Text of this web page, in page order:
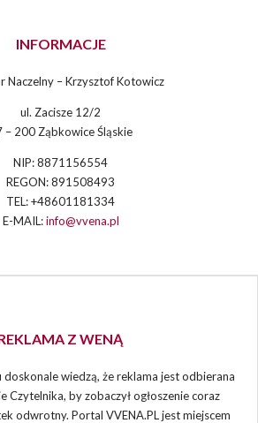
INFORMACJE
Naczelny – Krzysztof Kotowicz
ul. Zacisze 12/2
– 200 Ząbkowice Śląskie
NIP: 8871156554
REGON: 891508493
TEL: +48601181334
E-MAIL:info@vvena.pl
Z WENĄ
wiedzą, że reklama jest odbierana
Czytelnika, by zobaczył ogłoszenie coraz
odwrotny. Portal VVENA.PL jest miejscem